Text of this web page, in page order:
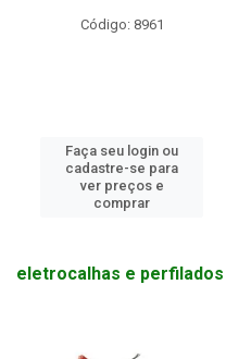
Código: 8961
Faça seu login ou
cadastre-se para
ver preços e
comprar
eletrocalhas e perfilados